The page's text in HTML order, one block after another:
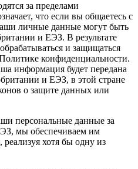
за пределами
что если вы общаетесь с
личные данные могут быть
и ЕЭЗ. В результате
и защищаться
конфиденциальности.
информация будет передана
и ЕЭЗ, в этой стране
о защите данных или
персональные данные за
мы обеспечиваем им
хотя бы одну из